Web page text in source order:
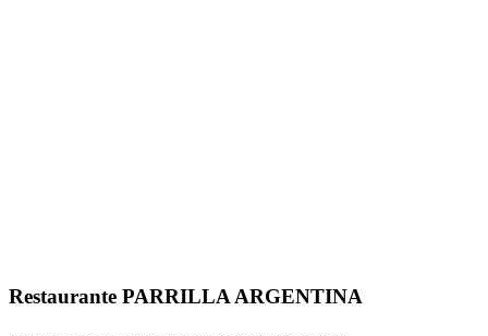
Restaurante PARRILLA ARGENTINA